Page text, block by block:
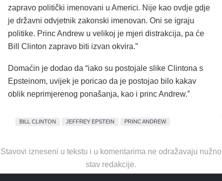
zapravo politički imenovani u Americi. Nije kao ovdje gdje
je državni odvjetnik zakonski imenovan. Oni se igraju
politike. Princ Andrew u velikoj je mjeri distrakcija, pa će
Bill Clinton zapravo biti izvan okvira.”
Domaćin je dodao da “iako su postojale slike Clintona s
Epsteinom, uvijek je poricao da je postojao bilo kakav
oblik neprimjerenog ponašanja, kao i princ Andrew.”
BILL CLINTON JEFFREY EPSTEIN PRINC ANDREW
Stavovi izneseni u tekstu i u komentarima ne odražavaju nužno
stav redakcije.